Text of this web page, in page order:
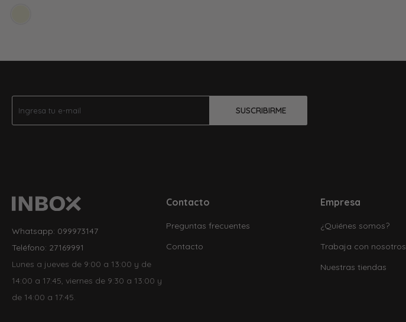
SUSCRIBIRME
Whatsapp: 099973147
Teléfono: 27169991
Lunes a jueves de 9:00 a 13:00 y de
14:00 a 17:45, viernes de 9:30 a 13:00 y
de 14:00 a 17:45.
Contacto
Preguntas frecuentes
Contacto
Empresa
¿Quiénes somos?
Trabaja con nosotros
Nuestras tiendas